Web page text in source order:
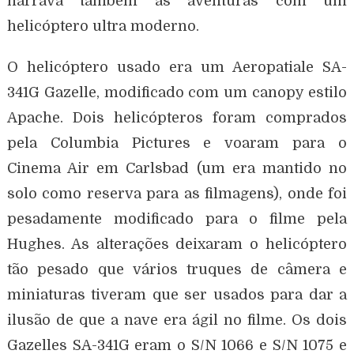
helicóptero ultra moderno.
O helicóptero usado era um Aeropatiale SA-
341G Gazelle, modificado com um canopy estilo
Apache. Dois helicópteros foram comprados
pela Columbia Pictures e voaram para o
Cinema Air em Carlsbad (um era mantido no
solo como reserva para as filmagens), onde foi
pesadamente modificado para o filme pela
Hughes. As alterações deixaram o helicóptero
tão pesado que vários truques de câmera e
miniaturas tiveram que ser usados para dar a
ilusão de que a nave era ágil no filme. Os dois
Gazelles SA-341G eram o S/N 1066 e S/N 1075 e